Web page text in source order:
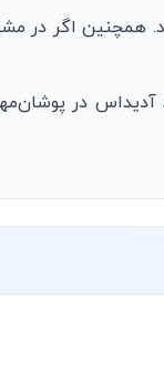
همچنین اگر در
در